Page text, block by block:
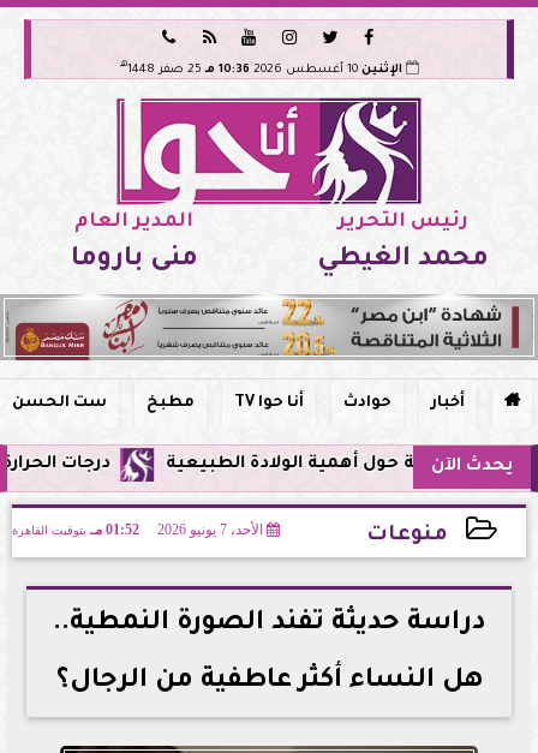






الإثنين 10:36 مـ 25 صفر 1448 هـ
رئيس التحرير
محمد الغيطي
المدير العام
منى باروما
 أخبار حوادث أنا حوا TV مطبخ ست الحسن
يحدث الآن درجات الحرارة اليوم في مصر: حول أهمية الولادة الطبيعية
منوعات الأحد، 7 يونيو 2026 01:52 مـ بتوقيت القاهرة
2026-06-07 13:52:16
دراسة حديثة تفند الصورة النمطية..
هل النساء أكثر عاطفية من الرجال؟